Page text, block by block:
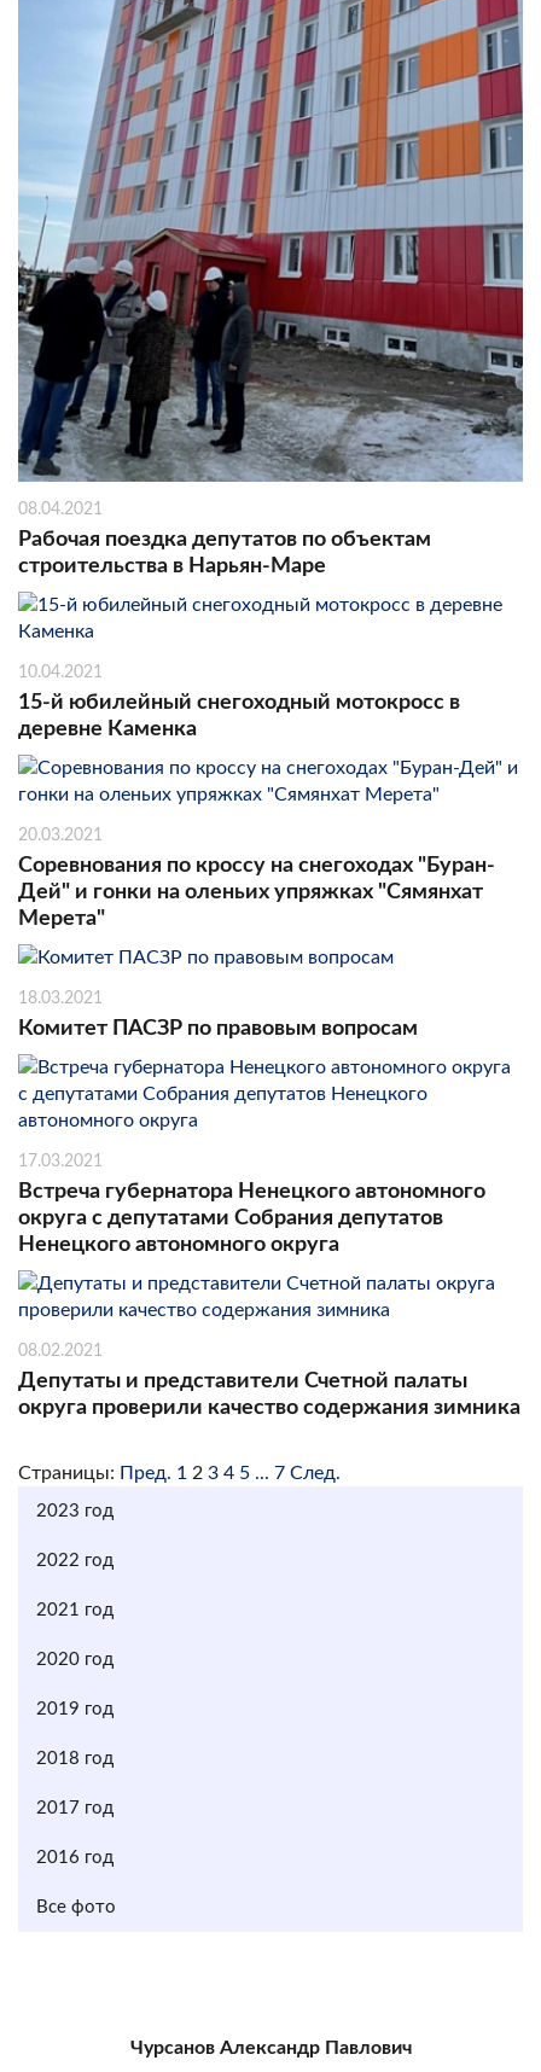
08.04.2021
Рабочая поездка депутатов по объектам
строительства в Нарьян-Маре
10.04.2021
15-й юбилейный снегоходный мотокросс в
деревне Каменка
20.03.2021
Соревнования по кроссу на снегоходах "Буран-
Дей" и гонки на оленьих упряжках "Сямянхат
Мерета"
18.03.2021
Комитет ПАСЗР по правовым вопросам
17.03.2021
Встреча губернатора Ненецкого автономного
округа с депутатами Собрания депутатов
Ненецкого автономного округа
08.02.2021
Депутаты и представители Счетной палаты
округа проверили качество содержания зимника
Страницы: Пред. 1 2 3 4 5 ... 7 След.
2023 год
2022 год
2021 год
2020 год
2019 год
2018 год
2017 год
2016 год
Все фото
Чурсанов Александр Павлович